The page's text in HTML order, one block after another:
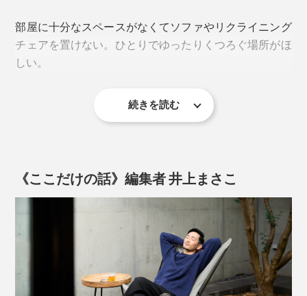
いろんな姿勢をとるうちにベストポジションが見つかる
はずです。
お手持ちのオットマンと組み合わせれば、快適さも一層
増しますよ。
少濡れてもすぐに拭き取れてすぐ乾き、汚れもつきにく
いという頼もしさ。
か、水で薄めた中性洗剤を使って手洗いもOKだから、
お手入れも手軽です。
部屋に十分なスペースがなくてソファやリクライニング
チェアを置けない。ひとりでゆったりくつろぐ場所がほ
しい。
そんな方にも気軽に迎え入れていただけます。
クトに収納も可能です。
続きを読む
《ここだけの話》編集者 井上まさこ